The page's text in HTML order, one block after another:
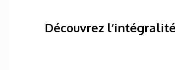
Découvrez